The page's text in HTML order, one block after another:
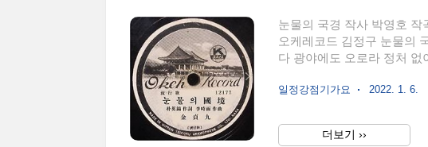
눈물의 국경 작사 박영호 작
오케레코드 김정구 눈물의
다 광야에도 오로라 정처 없
문 날 한정 없이 달린다 하
만 하구나 눈물 어린 방울소
나 해설 작곡자인 이시우는
일정강점기가요 2022. 1. 6.
더보기 ››